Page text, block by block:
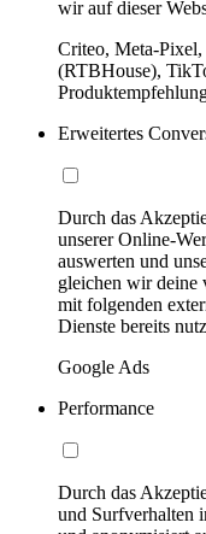
wir auf dieser
Criteo, Meta-
(RTBHouse),
Erweitertes
Durch das
unserer Online-
auswerten und
gleichen wir deine
mit folgenden
Dienste bereits
Google Ads
Performance
Durch das
und Surfverhalten